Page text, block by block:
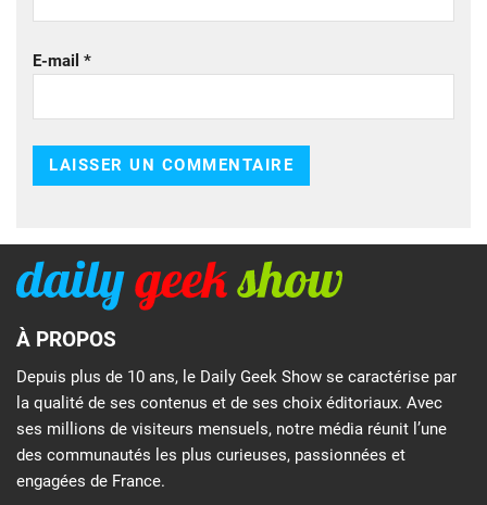
E-mail *
À PROPOS
Depuis plus de 10 ans, le Daily Geek Show se caractérise par
la qualité de ses contenus et de ses choix éditoriaux. Avec
ses millions de visiteurs mensuels, notre média réunit l’une
des communautés les plus curieuses, passionnées et
engagées de France.